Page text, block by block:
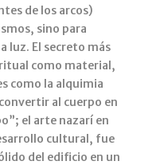
de los arcos)
sino para
luz. El secreto más
como material,
como la alquimia
al cuerpo en
el arte nazarí en
cultural, fue
del edificio en un